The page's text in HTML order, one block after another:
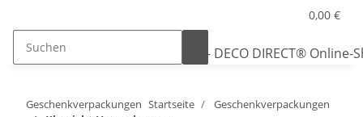
0,00 €
Geschenkverpackungen Startseite
Geschenkverpackungen